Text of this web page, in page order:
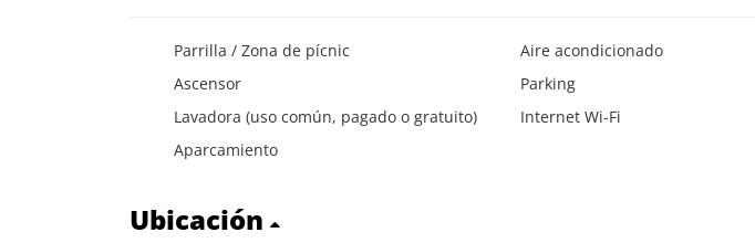
Parrilla / Zona de pícnic
Aire acondicionado
Ascensor
Parking
Lavadora (uso común, pagado o gratuito)
Internet Wi-Fi
Aparcamiento
Ubicación